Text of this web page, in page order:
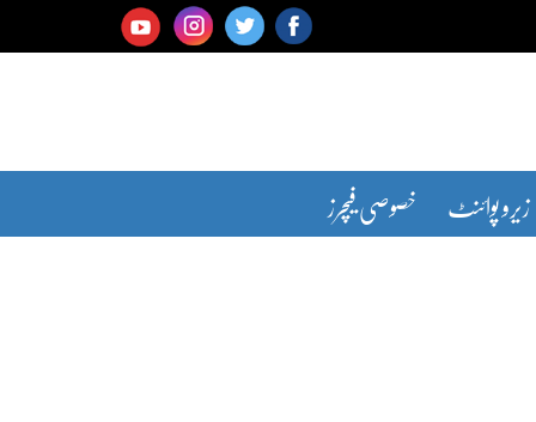
زیرو پوائنٹ خصوصی فیچرز